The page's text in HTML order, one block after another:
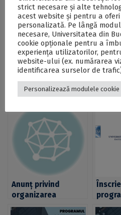
Facultatea de Litere a
anunță lansarea
formare și dezvoltare
„Formarea personalului
educație”. Înscrierile,
- DOC
Postări Asemănătoare:
Anunț privind
organizarea
programului
strict necesare și alte
acest website și pentru a
personalizată. Pe lângă
necesare, Universitatea din
cookie opționale pentru a
experiența utilizatorilor,
website-ului (ex. numărarea
identificarea surselor de
Personalizează modulele cookie